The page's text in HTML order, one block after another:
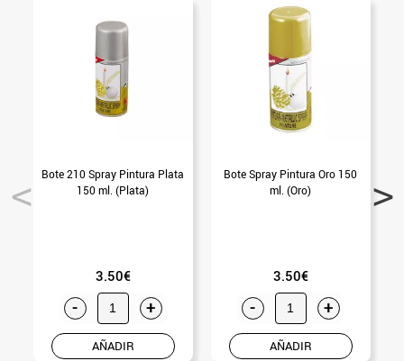
Bote 210 Spray Pintura Plata
150 ml. (Plata)
3.50€
- +
AÑADIR
Bote Spray Pintura Oro 150
ml. (Oro)
3.50€
- +
AÑADIR